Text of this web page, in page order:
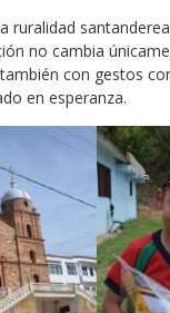
ruralidad
no cambia
con gestos
en esperanza.